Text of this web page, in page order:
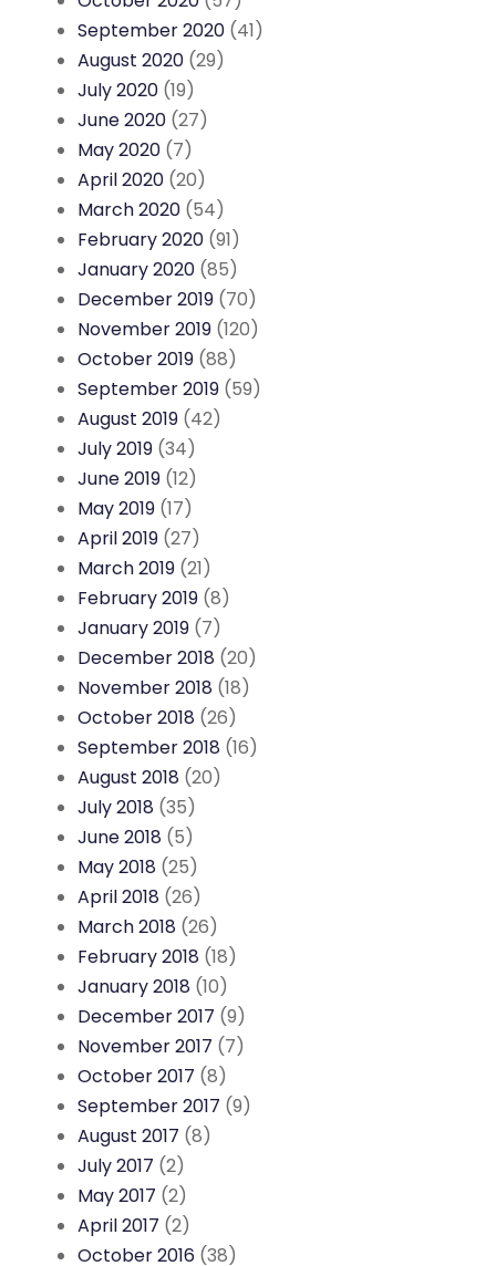
September 2020 (41)
August 2020 (29)
July 2020 (19)
June 2020 (27)
May 2020 (7)
April 2020 (20)
March 2020 (54)
February 2020 (91)
January 2020 (85)
December 2019 (70)
November 2019 (120)
October 2019 (88)
September 2019 (59)
August 2019 (42)
July 2019 (34)
June 2019 (12)
May 2019 (17)
April 2019 (27)
March 2019 (21)
February 2019 (8)
January 2019 (7)
December 2018 (20)
November 2018 (18)
October 2018 (26)
September 2018 (16)
August 2018 (20)
July 2018 (35)
June 2018 (5)
May 2018 (25)
April 2018 (26)
March 2018 (26)
February 2018 (18)
January 2018 (10)
December 2017 (9)
November 2017 (7)
October 2017 (8)
September 2017 (9)
August 2017 (8)
July 2017 (2)
May 2017 (2)
April 2017 (2)
October 2016 (38)